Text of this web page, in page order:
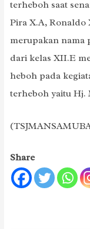
terheboh saat
Pira X.A, Ronaldo
merupakan nama
dari kelas XII.E
heboh pada
terheboh yaitu Hj.
Share